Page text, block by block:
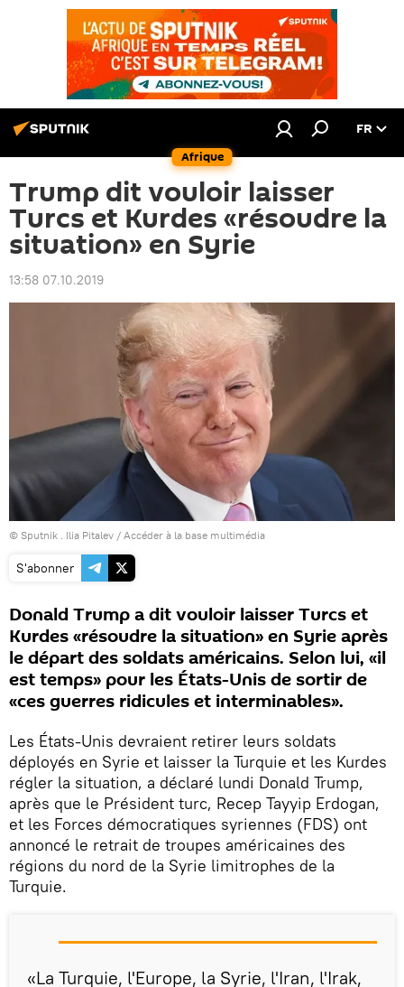
Afrique
FR
Trump dit vouloir laisser
Turcs et Kurdes «résoudre la
situation» en Syrie
13:58 07.10.2019
© Sputnik . Ilia Pitalev / Accéder à la base multimédia
S'abonner
Donald Trump a dit vouloir laisser Turcs et
Kurdes «résoudre la situation» en Syrie après
le départ des soldats américains. Selon lui, «il
est temps» pour les États-Unis de sortir de
«ces guerres ridicules et interminables».
Les États-Unis devraient retirer leurs soldats
déployés en Syrie et laisser la Turquie et les Kurdes
régler la situation, a déclaré lundi Donald Trump,
après que le Président turc, Recep Tayyip Erdogan,
et les Forces démocratiques syriennes (FDS) ont
annoncé le retrait de troupes américaines des
régions du nord de la Syrie limitrophes de la
Turquie.
«La Turquie, l'Europe, la Syrie, l'Iran, l'Irak,